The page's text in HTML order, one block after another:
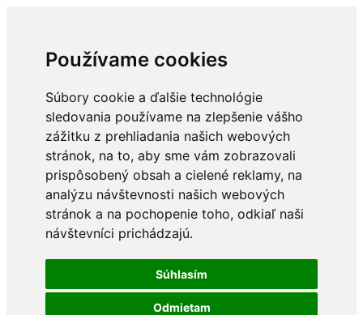
Používame cookies
Súbory cookie a ďalšie technológie
sledovania používame na zlepšenie vášho
zážitku z prehliadania našich webových
stránok, na to, aby sme vám zobrazovali
prispôsobený obsah a cielené reklamy, na
analýzu návštevnosti našich webových
stránok a na pochopenie toho, odkiaľ naši
návštevníci prichádzajú.
Súhlasím
Odmietam